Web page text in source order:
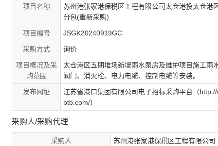
项目名称
苏州港张家港保税区工程有限公司太仓港投太仓港
分包(重新采购)
项目编号 JSGK20240919GC
采购方式 询价
项目概况及采
购范围
太仓港区五期堆场新增雨水泵房及维护项目施工雨
阀门、消火栓、电力电缆、控制电缆等安装。
发布网址
江苏省港口集团有限公司电子招标采购平台（
btb.com/）
采购人/采购代理
采购人 苏州港张家港保税区工程有限公司